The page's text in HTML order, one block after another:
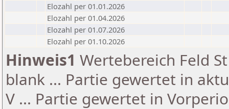
Elozahl per 01.01.2026
Elozahl per 01.04.2026
Elozahl per 01.07.2026
Elozahl per 01.10.2026
Hinweis1 Wertebereich Feld
blank ... Partie gewertet in
V ... Partie gewertet in